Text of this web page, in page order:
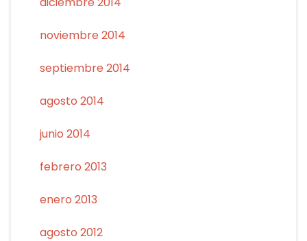
noviembre 2014
septiembre 2014
agosto 2014
junio 2014
febrero 2013
enero 2013
agosto 2012